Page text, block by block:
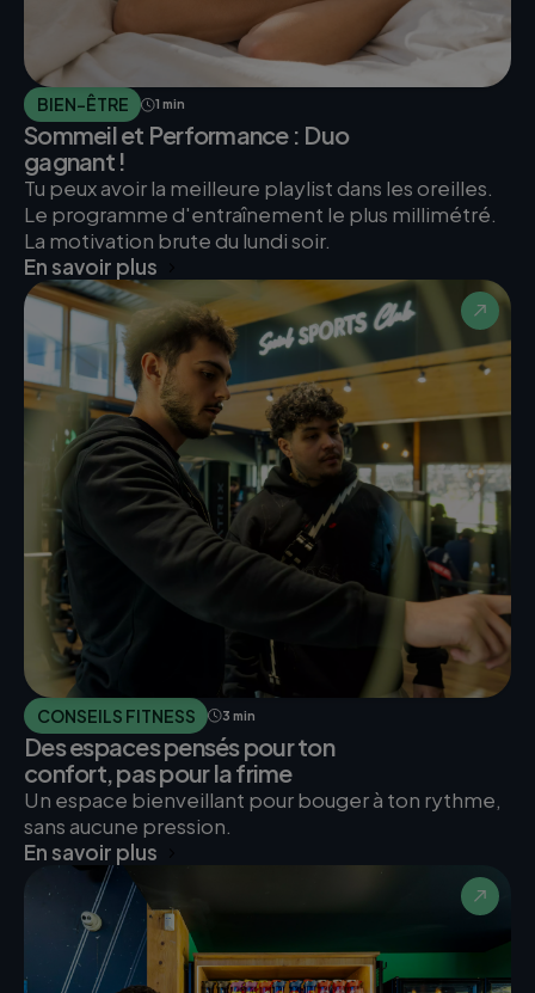
BIEN-ÊTRE 1 min
Sommeil et Performance : Duo
gagnant !
Tu peux avoir la meilleure playlist dans les oreilles.
Le programme d'entraînement le plus millimétré.
La motivation brute du lundi soir.
En savoir plus
CONSEILS FITNESS 3 min
Des espaces pensés pour ton
confort, pas pour la frime
Un espace bienveillant pour bouger à ton rythme,
sans aucune pression.
En savoir plus